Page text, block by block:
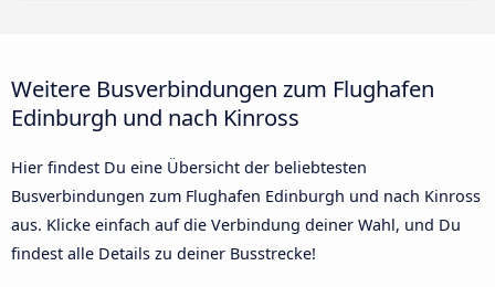
Weitere Busverbindungen zum Flughafen
Edinburgh und nach Kinross
Hier findest Du eine Übersicht der beliebtesten
Busverbindungen zum Flughafen Edinburgh und nach Kinross
aus. Klicke einfach auf die Verbindung deiner Wahl, und Du
findest alle Details zu deiner Busstrecke!